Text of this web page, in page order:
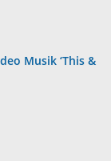
Musik ‘This &